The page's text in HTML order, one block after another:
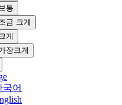
통
금 크게
게
장크게
국어